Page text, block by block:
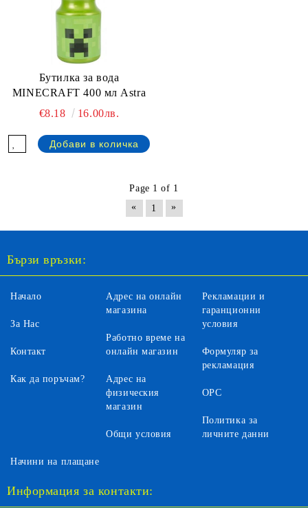
Бутилка за вода
MINECRAFT 400 мл Astra
€8.18
16.00лв.
Page 1 of 1
«
1 »
Бързи връзки:
Начало
За Нас
Контакт
Как да поръчам?
Адрес на онлайн
магазина
Работно време на
онлайн магазин
Адрес на
физическия
магазин
Общи условия
Рекламации и
гаранционни
условия
Формуляр за
рекламация
ОРС
Политика за
личните данни
Начини на плащане
Информация за контакти: